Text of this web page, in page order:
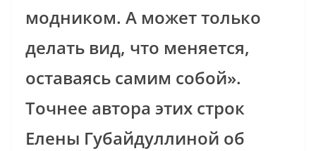
модником. А может только
делать вид, что меняется,
оставаясь самим собой».
Точнее автора этих строк
Елены Губайдуллиной об